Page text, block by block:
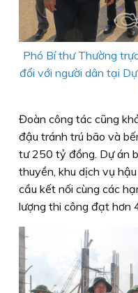
Phó Bí thư Thường
đổi với người dân tại
Đoàn công tác cũng
đậu tránh trú bão và
tư 250 tỷ đồng. Dự án
thuyền, khu dịch vụ
cầu kết nối cùng các
lượng thi công đạt hơn